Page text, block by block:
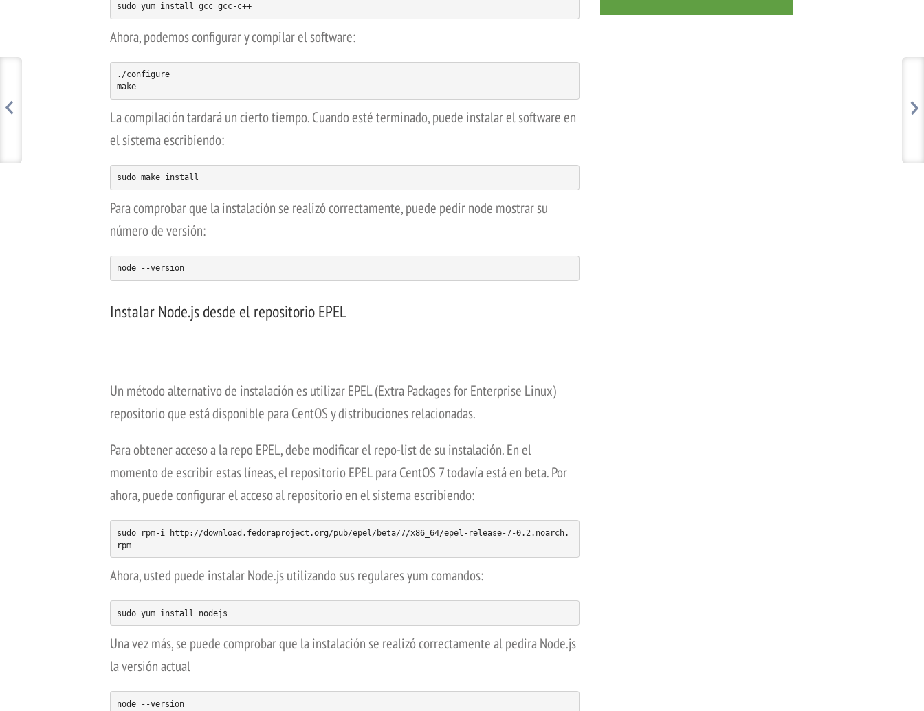
sudo yum install gcc gcc-c++
Ahora, podemos configurar y compilar el software:
./configure
make
La compilación tardará un cierto tiempo. Cuando esté terminado, puede instalar el software en
el sistema escribiendo:
sudo make install
Para comprobar que la instalación se realizó correctamente, puede pedir node mostrar su
número de versión:
node --version
Instalar Node.js desde el repositorio EPEL
Un método alternativo de instalación es utilizar EPEL (Extra Packages for Enterprise Linux)
repositorio que está disponible para CentOS y distribuciones relacionadas.
Para obtener acceso a la repo EPEL, debe modificar el repo-list de su instalación. En el
momento de escribir estas líneas, el repositorio EPEL para CentOS 7 todavía está en beta. Por
ahora, puede configurar el acceso al repositorio en el sistema escribiendo:
sudo rpm-i http://download.fedoraproject.org/pub/epel/beta/7/x86_64/epel-release-7-0.2.noarch.
rpm
Ahora, usted puede instalar Node.js utilizando sus regulares yum comandos:
sudo yum install nodejs
Una vez más, se puede comprobar que la instalación se realizó correctamente al pedira Node.js
la versión actual
node --version